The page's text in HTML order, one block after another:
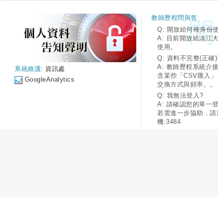
系統維護: 資訊處
GoogleAnalytics
教師歷程問與答:
Q: 開放給何種身份
A: 目前開放給淡江
使用。
Q: 資料不完整(正確
A: 教師歷程系統介
含某些「CSV匯入
交換方式與頻率。。
Q: 我無法登入?
A: 請確認您的單一
若需進一步協助，
機:3484